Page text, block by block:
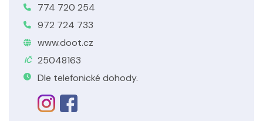
774 720 254
972 724 733
www.doot.cz
IČ
25048163
Dle telefonické dohody.